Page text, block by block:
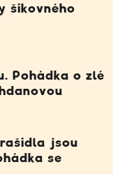
šikovného
Pohádka o zlé
jsou
se